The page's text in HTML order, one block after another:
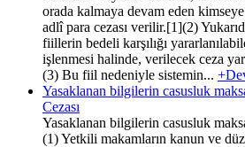
orada kalmaya devam eden
adlî para cezası verilir.[1](2)
fiillerin bedeli karşılığı
işlenmesi halinde, verilecek ceza
(3) Bu fiil nedeniyle sistemin...
Yasaklanan bilgilerin casusluk
Cezası
Yasaklanan bilgilerin casusluk
(1) Yetkili makamların kanun ve